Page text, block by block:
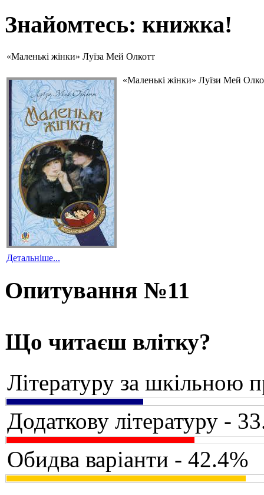
Знайомтесь: книжка!
«Маленькі жінки» Луїза Мей Олкотт
«Маленькі жінки» Луїзи Мей
Детальніше...
Опитування №11
Що читаєш влітку?
Літературу за шкільною
Додаткову літературу -
Обидва варіанти - 42.4%